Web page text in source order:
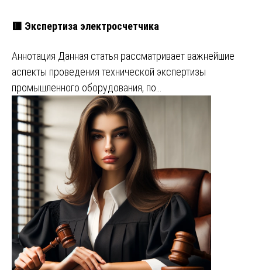
🟥 Экспертиза электросчетчика
Аннотация Данная статья рассматривает важнейшие
аспекты проведения технической экспертизы
промышленного оборудования, по…